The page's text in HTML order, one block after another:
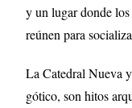
y un lugar donde
reúnen para
La Catedral Nueva
gótico, son hitos